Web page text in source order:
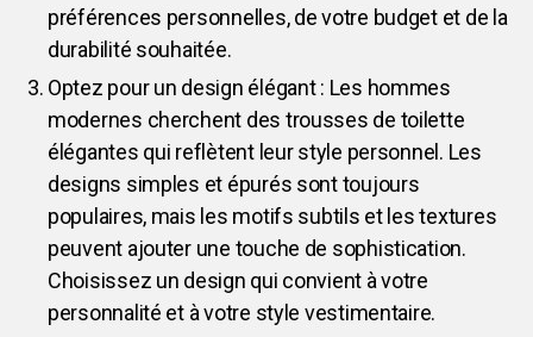
préférences personnelles, de votre budget et de la
durabilité souhaitée.
Optez pour un design élégant : Les hommes
modernes cherchent des trousses de toilette
élégantes qui reflètent leur style personnel. Les
designs simples et épurés sont toujours
populaires, mais les motifs subtils et les textures
peuvent ajouter une touche de sophistication.
Choisissez un design qui convient à votre
personnalité et à votre style vestimentaire.